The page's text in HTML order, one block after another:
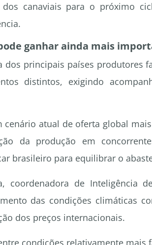
dos canaviais para o próximo
ganhar ainda mais
dos principais países produtores
distintos, exigindo
cenário atual de oferta global
da produção em
brasileiro para equilibrar o
coordenadora de Inteligência
das condições climáticas
dos preços internacionais.